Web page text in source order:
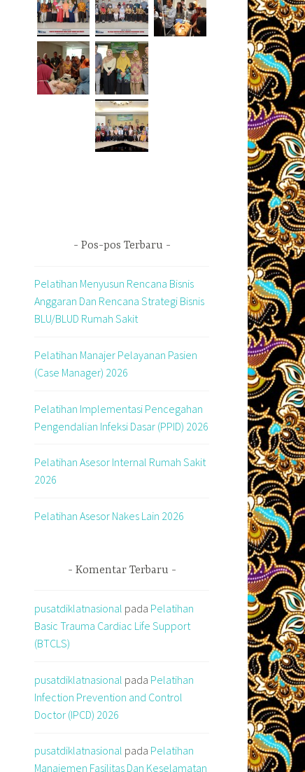
Pos-pos Terbaru
Pelatihan Menyusun Rencana Bisnis
Anggaran Dan Rencana Strategi Bisnis
BLU/BLUD Rumah Sakit
Pelatihan Manajer Pelayanan Pasien
(Case Manager) 2026
Pelatihan Implementasi Pencegahan
Pengendalian Infeksi Dasar (PPID) 2026
Pelatihan Asesor Internal Rumah Sakit
2026
Pelatihan Asesor Nakes Lain 2026
Komentar Terbaru
pusatdiklatnasional pada Pelatihan
Basic Trauma Cardiac Life Support
(BTCLS)
pusatdiklatnasional pada Pelatihan
Infection Prevention and Control
Doctor (IPCD) 2026
pusatdiklatnasional pada Pelatihan
Manajemen Fasilitas Dan Keselamatan